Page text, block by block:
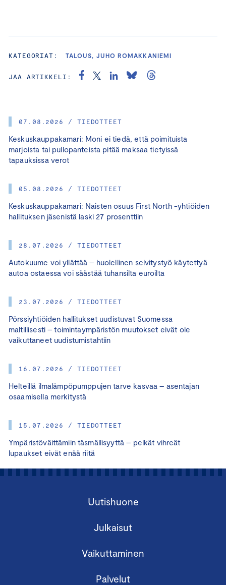
07.08.2026 / TIEDOTTEET
Keskuskauppakamari: Moni ei tiedä, että poimituista
marjoista tai pullopanteista pitää maksaa tietyissä
tapauksissa verot
05.08.2026 / TIEDOTTEET
Keskuskauppakamari: Naisten osuus First North -yhtiöiden
hallituksen jäsenistä laski 27 prosenttiin
28.07.2026 / TIEDOTTEET
Autokuume voi yllättää – huolellinen selvitystyö käytettyä
autoa ostaessa voi säästää tuhansilta euroilta
23.07.2026 / TIEDOTTEET
Pörssiyhtiöiden hallitukset uudistuvat Suomessa
maltillisesti – toimintaympäristön muutokset eivät ole
vaikuttaneet uudistumistahtiin
16.07.2026 / TIEDOTTEET
Helteillä ilmalämpöpumppujen tarve kasvaa – asentajan
osaamisella merkitystä
15.07.2026 / TIEDOTTEET
Ympäristöväittämiin täsmällisyyttä – pelkät vihreät
lupaukset eivät enää riitä
KATEGORIAT: TALOUS, JUHO ROMAKKANIEMI
JAA ARTIKKELI:
Uutishuone
Julkaisut
Vaikuttaminen
Palvelut